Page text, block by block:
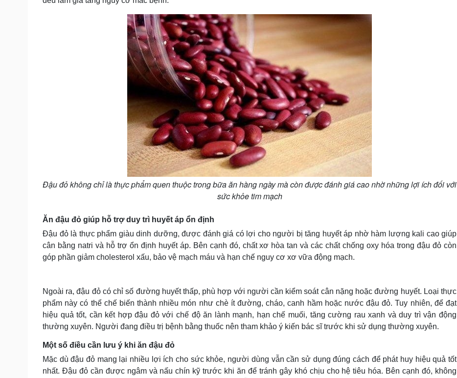
Đậu đỏ không chỉ là thực phẩm quen thuộc trong bữa ăn hàng ngày mà còn được đánh giá cao nhờ những lợi ích đối với
sức khỏe tim mạch
Ăn đậu đỏ giúp hỗ trợ duy trì huyết áp ổn định
Đậu đỏ là thực phẩm giàu dinh dưỡng, được đánh giá có lợi cho người bị tăng huyết áp nhờ hàm lượng kali cao giúp
cân bằng natri và hỗ trợ ổn định huyết áp. Bên cạnh đó, chất xơ hòa tan và các chất chống oxy hóa trong đậu đỏ còn
góp phần giảm cholesterol xấu, bảo vệ mạch máu và hạn chế nguy cơ xơ vữa động mạch.
Ngoài ra, đậu đỏ có chỉ số đường huyết thấp, phù hợp với người cần kiểm soát cân nặng hoặc đường huyết. Loại thực
phẩm này có thể chế biến thành nhiều món như chè ít đường, cháo, canh hầm hoặc nước đậu đỏ. Tuy nhiên, để đạt
hiệu quả tốt, cần kết hợp đậu đỏ với chế độ ăn lành mạnh, hạn chế muối, tăng cường rau xanh và duy trì vận động
thường xuyên. Người đang điều trị bệnh bằng thuốc nên tham khảo ý kiến bác sĩ trước khi sử dụng thường xuyên.
Một số điều cần lưu ý khi ăn đậu đỏ
Mặc dù đậu đỏ mang lại nhiều lợi ích cho sức khỏe, người dùng vẫn cần sử dụng đúng cách để phát huy hiệu quả tốt
nhất. Đậu đỏ cần được ngâm và nấu chín kỹ trước khi ăn để tránh gây khó chịu cho hệ tiêu hóa. Bên cạnh đó, không